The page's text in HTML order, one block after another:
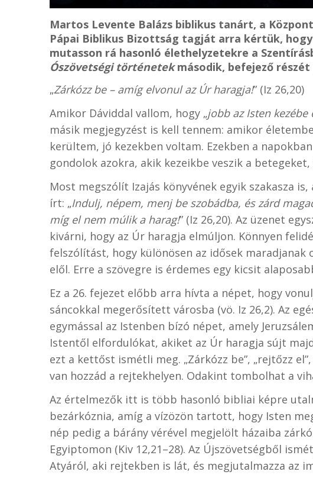
Martos Levente Balázs biblikus tanárt, a
Pápai Biblikus Bizottság tagját arra kértük,
mutasson rá hasonló élethelyzetekre a
Ószövetségi történetekmásodik, befejező részét
„Zárkózz be – amíg elvonul az Úr haragja!” (Iz 26,20)
Amikor Dáviddal vallom, hogy „jobb az Isten
másik megjegyzést is kell tennem: amikor
kerültem, jó kezekben voltam. Ezekben a
gondolok azokra, akik kezeikbe veszik a
Most megszólít Izajás könyvének egyik szakasza
írt: „Indulj, népem, menj be szobádba, és zárd
míg el nem múlik a harag!” (Iz 26,20). Az üzenet
kivárni, hogy az Úr haragja elmúljon. Könnyen
felszólítást, hogy különösen az idősek
elől. Erre a szövegre is érdemes egy kicsit
Ez a 26. fejezet előbb arra hívta a népet, hogy
sáncokkal megerősített városba (vö. Iz 26,2). Az
egymással az Istenben bízó népet, amely
Istentől elfordulókat, akiket az Úr haragja sújt
ezt a kettőst ismétli meg. „Zárkózz be”, „rejtőzz
van hozzád a rejtekhelyen. Odakint tombolhat a
Az értelmezők itt is több hasonló bibliai képre
bezárkóznia, amíg a vízözön tartott, hogy Isten
nép pedig a bárány vérével megjelölt házaiba
Egyiptomon (Kiv 12,21–28). Az Újszövetségből
Atyáról, aki rejtekben is lát, és megjutalmazza az